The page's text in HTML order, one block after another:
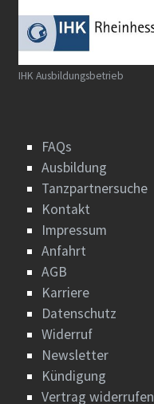
IHK Ausbildungsbetrieb
FAQs
Ausbildung
Tanzpartnersuche
Kontakt
Impressum
Anfahrt
AGB
Karriere
Datenschutz
Widerruf
Newsletter
Kündigung
Vertrag widerrufen